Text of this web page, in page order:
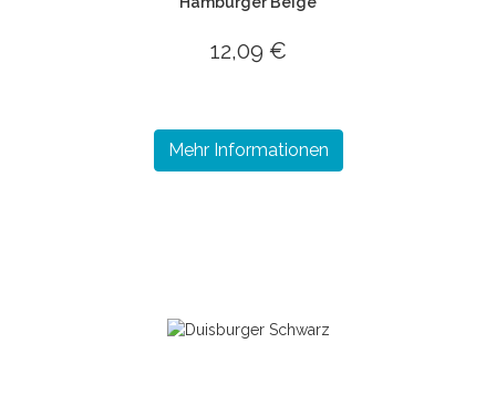
12,09 €
Mehr Informationen